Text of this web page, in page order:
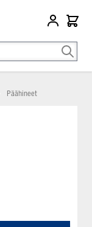
Päähineet